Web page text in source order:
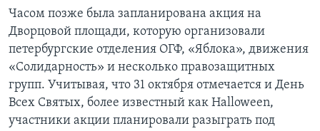
Часом позже была запланирована акция на
Дворцовой площади, которую организовали
петербургские отделения ОГФ, «Яблока», движения
«Солидарность» и несколько правозащитных
групп. Учитывая, что 31 октября отмечается и День
Всех Святых, более известный как Halloween,
участники акции планировали разыграть под